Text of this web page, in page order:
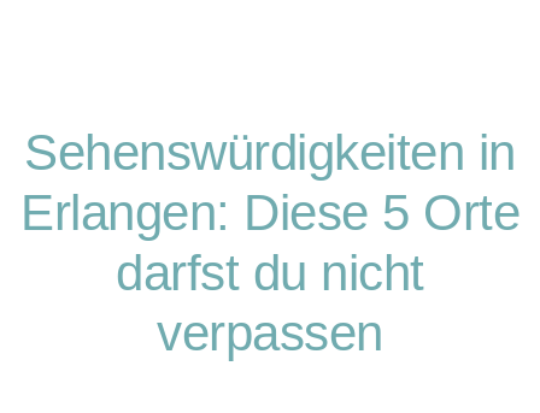
Sehenswürdigkeiten in
Erlangen: Diese 5 Orte
darfst du nicht
verpassen